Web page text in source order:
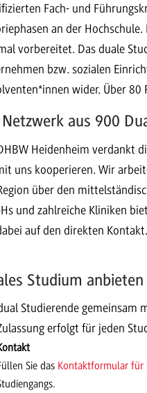
Fach- und
an der
vorbereitet. Das duale
bzw. sozialen
wider. Über
Netzwerk aus 900
Heidenheim verdankt
uns kooperieren. Wir
über den
und zahlreiche Kliniken
auf den direkten Kontakt.
Studium
Studierende gemeinsam
erfolgt für jeden
Sie das Kontaktformular für